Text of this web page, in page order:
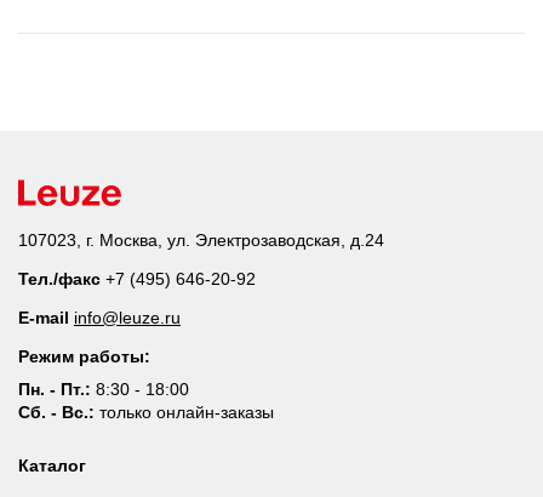
107023, г. Москва, ул. Электрозаводская, д.24
Тел./факс +7 (495) 646-20-92
E-mail info@leuze.ru
Режим работы:
Пн. - Пт.: 8:30 - 18:00
Сб. - Вс.: только онлайн-заказы
Каталог